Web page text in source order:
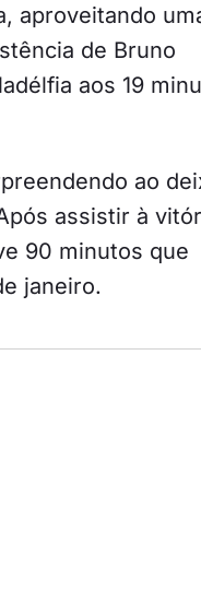
aproveitando
de Bruno
aos 19
ao
assistir à
90 minutos que
janeiro.